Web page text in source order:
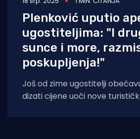
Plenković uputio
ugostiteljima: "I
sunce i more,
poskupljenja!"
Još od zime ugostitelji
dizati cijene uoči nove